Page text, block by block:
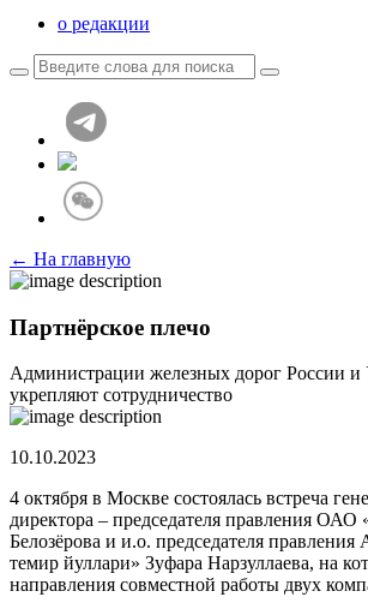
о редакции
← На главную
Партнёрское плечо
Администрации железных дорог России и
укрепляют сотрудничество
10.10.2023
4 октября в Москве состоялась встреча
директора – председателя правления
Белозёрова и и.о. председателя
темир йуллари» Зуфара Нарзуллаева, на
направления совместной работы двух